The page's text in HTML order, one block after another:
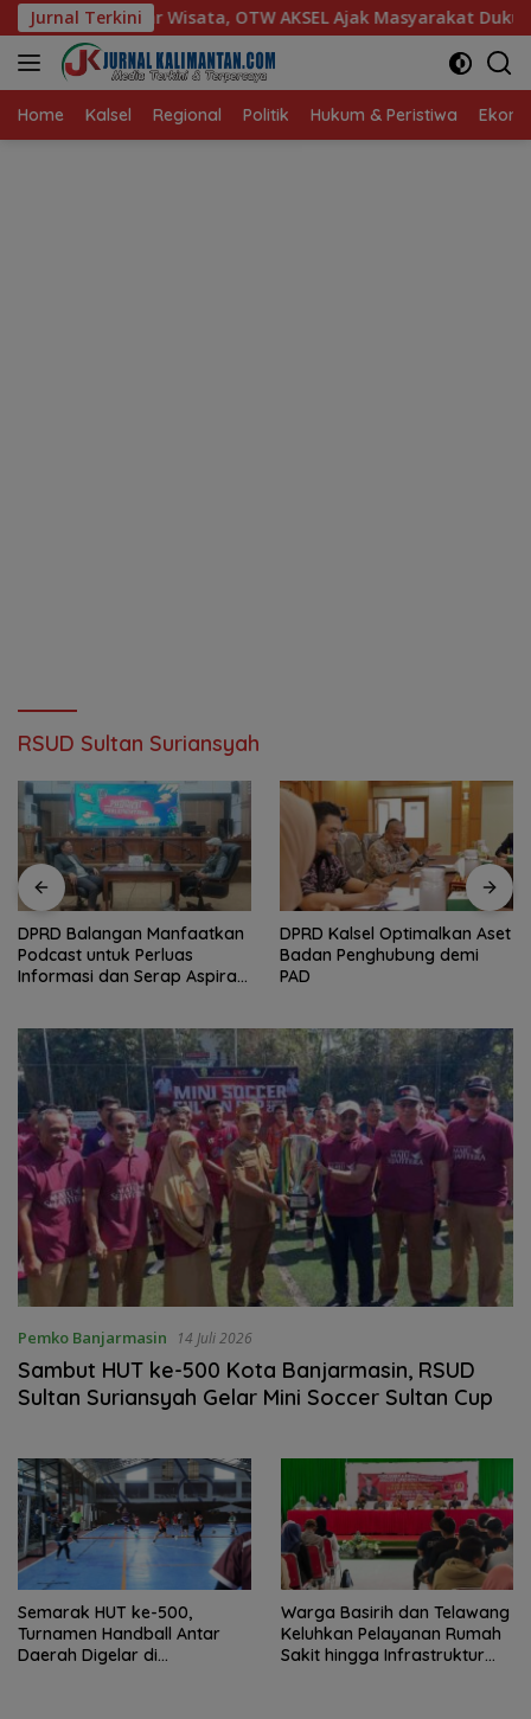
Langsung
ke
konten
Jurnal Terkini
OTW AKSEL Ajak Masyarakat Dukung Produk Lokal Tabalong
Home Kalsel Regional Politik Hukum & Peristiwa
RSUD Sultan Suriansyah
DPRD Balangan Manfaatkan
Podcast untuk Perluas
Informasi dan Serap Aspirasi
‎DPRD Kalsel Optimalkan Aset
Badan Penghubung demi
PAD
Pemko Banjarmasin 14 Juli 2026
Sambut HUT ke-500 Kota Banjarmasin, RSUD
Sultan Suriansyah Gelar Mini Soccer Sultan Cup
Semarak HUT ke-500,
Turnamen Handball Antar
Daerah Digelar di
Warga Basirih dan Telawang
Keluhkan Pelayanan Rumah
Sakit hingga Infrastruktur